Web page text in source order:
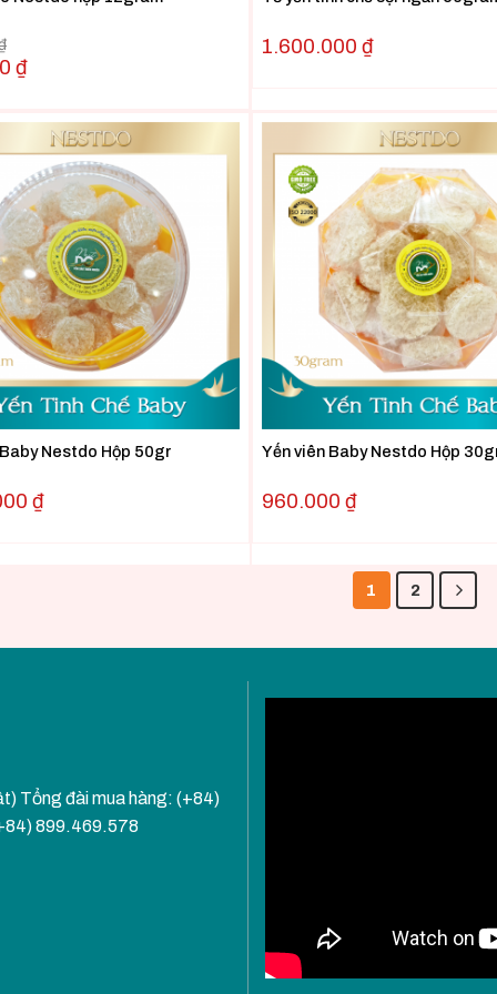
₫
1.600.000 ₫
Nestdo Hộp 50gr
₫
Yến viên Baby Nestdo Hộp
960.000 ₫
1 2
Tổng đài mua hàng: (+84)
899.469.578